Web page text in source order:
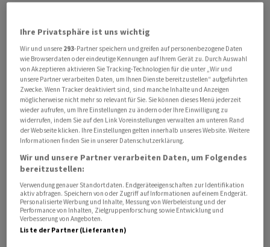
Bereits während der vergangenen Sommersaison war
die «Crown Iris» bei ihren Fahrten durch die Ägäis
mehrfach Ziel ähnlicher Protestaktionen in griechischen
Häfen geworden.
Die Kundgebung in Piräus verlief nach Berichten
griechischer Medien weitgehend friedlich. Die Polizei
war mit einem grösseren Aufgebot vor Ort, um mögliche
Störungen zu verhindern.
Kontroverse Debatte
Die Proteste werden in Griechenland kontrovers
diskutiert. Während die Teilnehmer auf die Lage in den
Ihre Privatsphäre ist uns wichtig
Wir und unsere 293-Partner speichern und greifen auf personenbezogene Daten
wie Browserdaten oder eindeutige Kennungen auf Ihrem Gerät zu. Durch Auswahl
von Akzeptieren aktivieren Sie Tracking-Technologien für die unter „Wir und
unsere Partner verarbeiten Daten, um Ihnen Dienste bereitzustellen“ aufgeführten
Zwecke. Wenn Tracker deaktiviert sind, sind manche Inhalte und Anzeigen
möglicherweise nicht mehr so relevant für Sie. Sie können dieses Menü jederzeit
wieder aufrufen, um Ihre Einstellungen zu ändern oder Ihre Einwilligung zu
widerrufen, indem Sie auf den Link Voreinstellungen verwalten am unteren Rand
der Webseite klicken. Ihre Einstellungen gelten innerhalb unseres Website. Weitere
Informationen finden Sie in unserer Datenschutzerklärung.
Wir und unsere Partner verarbeiten Daten, um Folgendes
bereitzustellen:
Verwendung genauer Standortdaten. Endgeräteeigenschaften zur Identifikation
aktiv abfragen. Speichern von oder Zugriff auf Informationen auf einem Endgerät.
Personalisierte Werbung und Inhalte, Messung von Werbeleistung und der
Performance von Inhalten, Zielgruppenforschung sowie Entwicklung und
Verbesserung von Angeboten.
Liste der Partner (Lieferanten)